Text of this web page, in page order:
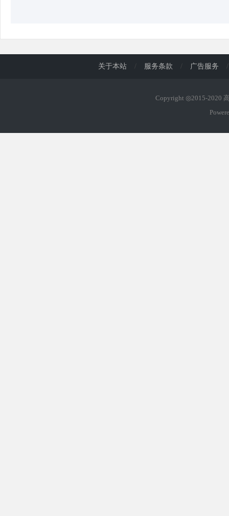
关于本站 / 服务条款 / 广告服务 /
Copyright ◎2015-2020